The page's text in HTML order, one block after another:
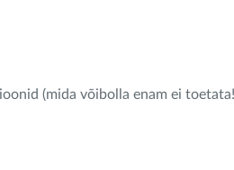
(mida võibolla enam ei